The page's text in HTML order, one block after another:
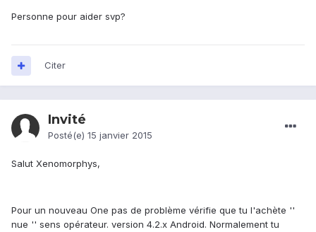
Personne pour aider svp?
Citer
Invité
Posté(e) 15 janvier 2015
Salut Xenomorphys,
Pour un nouveau One pas de problème vérifie que tu l'achète ''
nue '' sens opérateur. version 4.2.x Android. Normalement tu